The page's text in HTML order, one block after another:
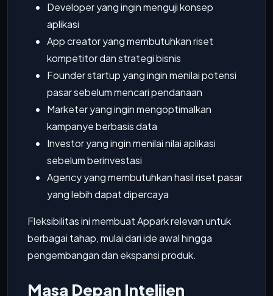
Developer yang ingin menguji konsep
aplikasi
App creator yang membutuhkan riset
kompetitor dan strategi bisnis
Founder startup yang ingin menilai potensi
pasar sebelum mencari pendanaan
Marketer yang ingin mengoptimalkan
kampanye berbasis data
Investor yang ingin menilai nilai aplikasi
sebelum berinvestasi
Agency yang membutuhkan hasil riset pasar
yang lebih dapat dipercaya
Fleksibilitas ini membuat Appark relevan untuk
berbagai tahap, mulai dari ide awal hingga
pengembangan dan ekspansi produk.
Masa Depan Intelijen